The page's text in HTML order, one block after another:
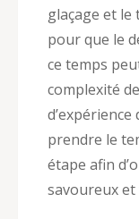
glaçage et
pour que le
ce temps
complexité
prendre le
étape afin
savoureux